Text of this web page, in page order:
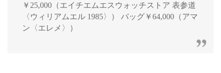
￥25,000（エイチエムエスウォッチストア 表参道
〈ウィリアムエル 1985〉） バッグ￥64,000（アマ
ン〈エレメ〉）